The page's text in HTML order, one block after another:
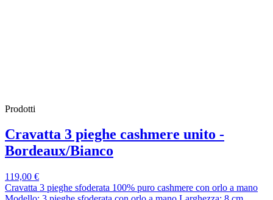
Prodotti
Cravatta 3 pieghe cashmere unito -
Bordeaux/Bianco
119,00 €
Cravatta 3 pieghe sfoderata 100% puro cashmere con orlo a mano